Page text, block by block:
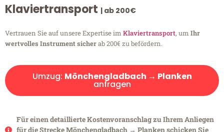
Klaviertransport | ab 200€
Vertrauen Sie auf unsere Expertise im Klaviertransport, um Ihr
wertvolles Instrument sicherab 200€ zu befördern.
Umzug: Mönchengladbach → Planken
anfragen
Für einen detaillierte Kostenvoranschlag zu Ihrem Anliegen
für die Strecke Mönchengladbach → Planken schicken Sie